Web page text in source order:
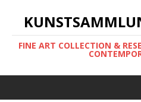
FINE ART COLLECTION &